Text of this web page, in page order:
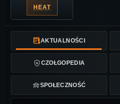
HEAT
AKTUALNOŚCI
CZOŁGOPEDIA
SPOŁECZNOŚĆ